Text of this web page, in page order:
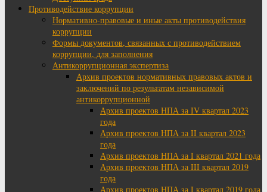
Противодействие коррупции
Нормативно-правовые и иные акты противодействия
коррупции
Формы документов, связанных с противодействием
коррупции, для заполнения
Антикоррупционная экспертиза
Архив проектов нормативных правовых актов и
заключений по результатам независимой
антикоррупционной
Архив проектов НПА за IV квартал 2023
года
Архив проектов НПА за II квартал 2023
года
Архив проектов НПА за I квартал 2021 года
Архив проектов НПА за III квартал 2019
года
Архив проектов НПА за I квартал 2019 года